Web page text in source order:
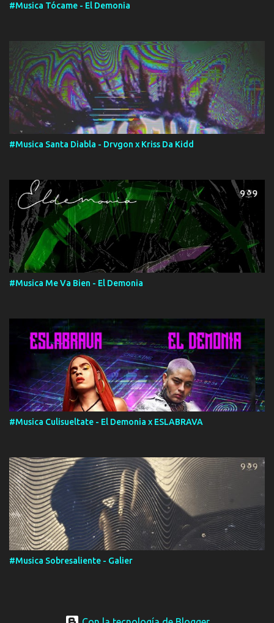
#Musica Tócame - El Demonia
#Musica Santa Diabla - Drvgon x Kriss Da Kidd
#Musica Me Va Bien - El Demonia
#Musica Culisueltate - El Demonia x ESLABRAVA
#Musica Sobresaliente - Galier